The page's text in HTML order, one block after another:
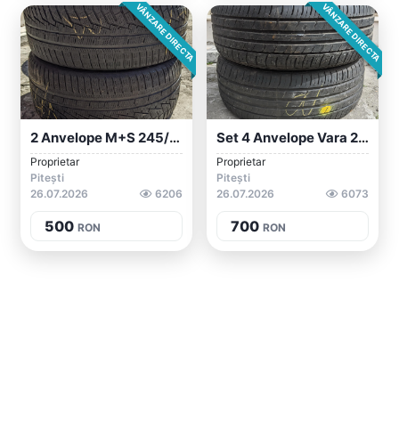
VÂNZARE DIRECTA
2 Anvelope M+S 245/45/19 Hankook
Proprietar
Pitești
26.07.2026
6206
500 RON
VÂNZARE DIRECTA
Set 4 Anvelope Vara 215/55/17 Hankook/Co...
Proprietar
Pitești
26.07.2026
6073
700 RON